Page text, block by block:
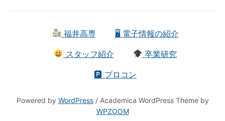
福井高専 🖥 電子情報の紹介
スタッフ紹介 卒業研究
🅿 プロコン
Powered by WordPress/ Academica WordPress Theme by
WPZOOM